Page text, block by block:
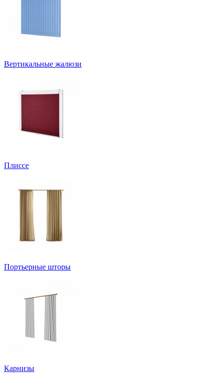
Вертикальные жалюзи
Плиссе
Портьерные шторы
Карнизы